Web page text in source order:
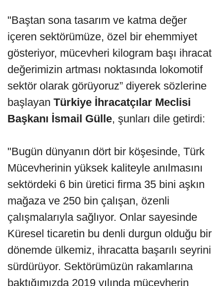
"Baştan sona tasarım ve katma değer
içeren sektörümüze, özel bir ehemmiyet
gösteriyor, mücevheri kilogram başı ihracat
değerimizin artması noktasında lokomotif
sektör olarak görüyoruz” diyerek sözlerine
başlayan Türkiye İhracatçılar Meclisi
Başkanı İsmail Gülle, şunları dile getirdi:
"Bugün dünyanın dört bir köşesinde, Türk
Mücevherinin yüksek kaliteyle anılmasını
sektördeki 6 bin üretici firma 35 bini aşkın
mağaza ve 250 bin çalışan, özenli
çalışmalarıyla sağlıyor. Onlar sayesinde
Küresel ticaretin bu denli durgun olduğu bir
dönemde ülkemiz, ihracatta başarılı seyrini
sürdürüyor. Sektörümüzün rakamlarına
baktığımızda 2019 yılında mücevherin